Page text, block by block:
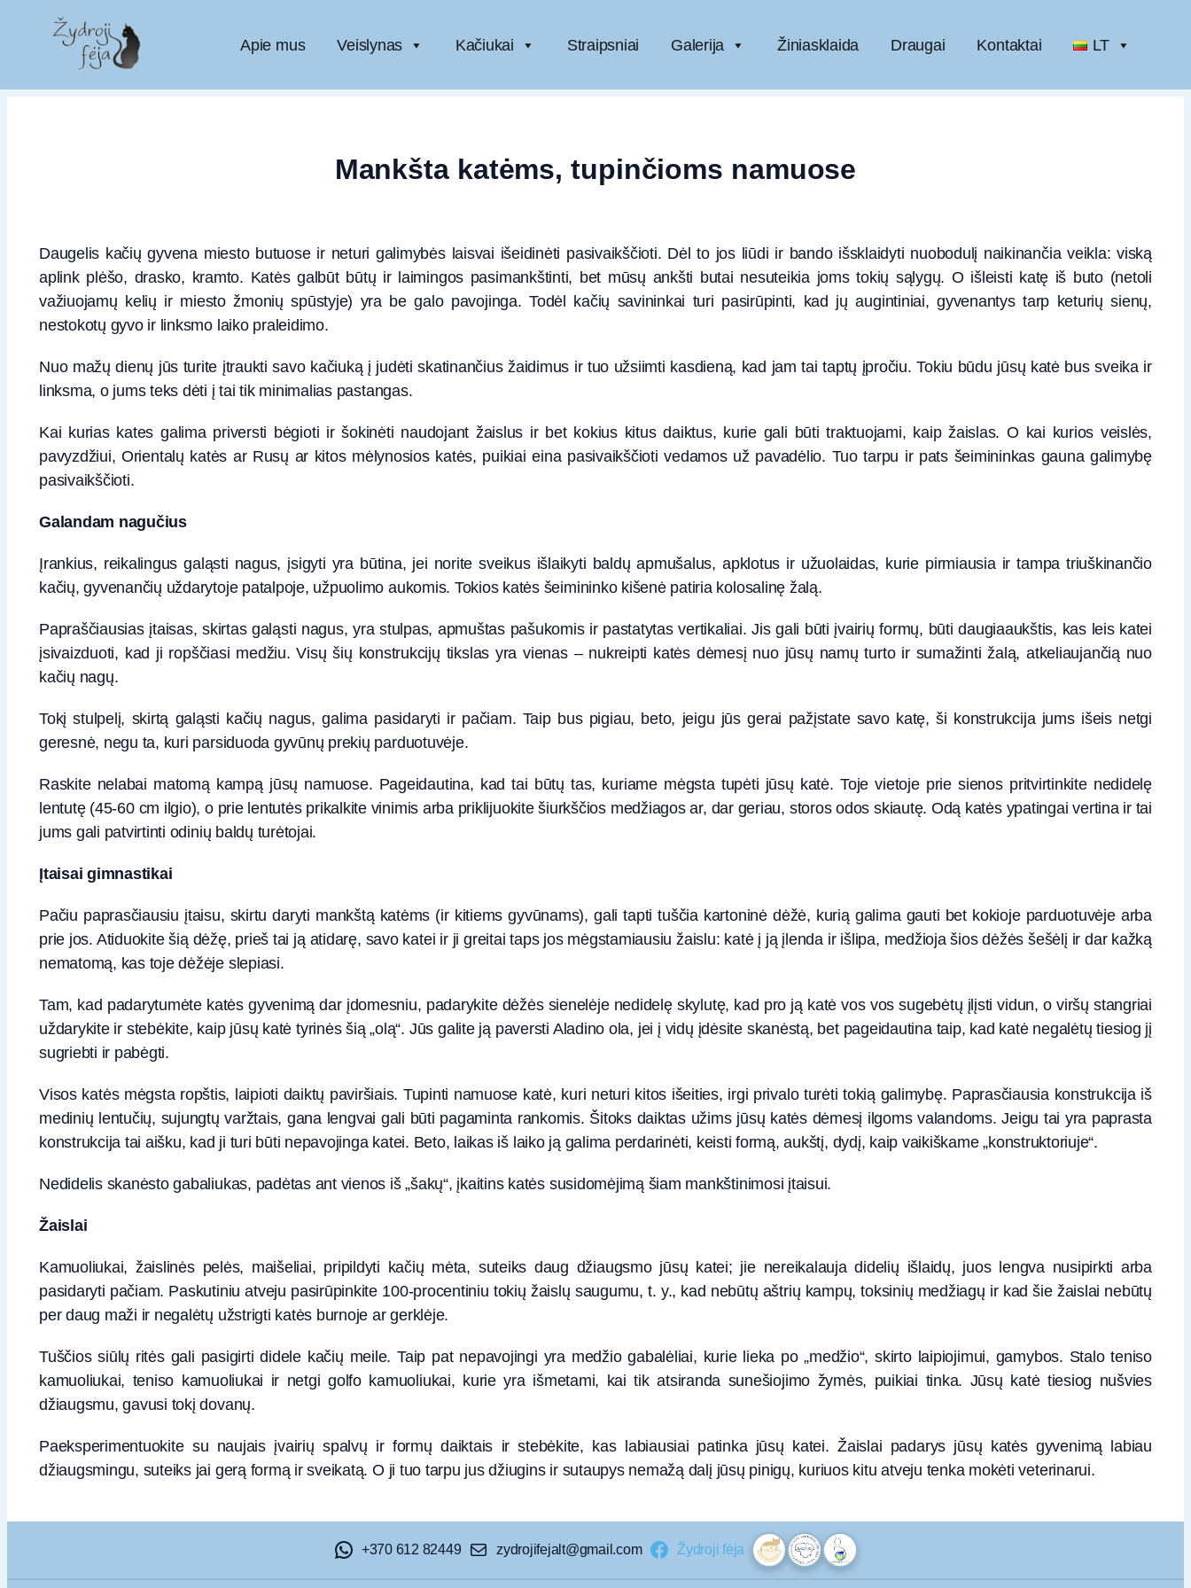
Apie mus Veislynas Kačiukai Straipsniai Galerija Žiniasklaida Draugai Kontaktai LT
Mankšta katėms, tupinčioms namuose
Daugelis kačių gyvena miesto butuose ir neturi galimybės laisvai išeidinėti pasivaikščioti. Dėl to jos liūdi ir bando išsklaidyti nuobodulį naikinančia veikla: viską
aplink plėšo, drasko, kramto. Katės galbūt būtų ir laimingos pasimankštinti, bet mūsų ankšti butai nesuteikia joms tokių sąlygų. O išleisti katę iš buto (netoli
važiuojamų kelių ir miesto žmonių spūstyje) yra be galo pavojinga. Todėl kačių savininkai turi pasirūpinti, kad jų augintiniai, gyvenantys tarp keturių sienų,
nestokotų gyvo ir linksmo laiko praleidimo.
Nuo mažų dienų jūs turite įtraukti savo kačiuką į judėti skatinančius žaidimus ir tuo užsiimti kasdieną, kad jam tai taptų įpročiu. Tokiu būdu jūsų katė bus sveika ir
linksma, o jums teks dėti į tai tik minimalias pastangas.
Kai kurias kates galima priversti bėgioti ir šokinėti naudojant žaislus ir bet kokius kitus daiktus, kurie gali būti traktuojami, kaip žaislas. O kai kurios veislės,
pavyzdžiui, Orientalų katės ar Rusų ar kitos mėlynosios katės, puikiai eina pasivaikščioti vedamos už pavadėlio. Tuo tarpu ir pats šeimininkas gauna galimybę
pasivaikščioti.
Galandam nagučius
Įrankius, reikalingus galąsti nagus, įsigyti yra būtina, jei norite sveikus išlaikyti baldų apmušalus, apklotus ir užuolaidas, kurie pirmiausia ir tampa triuškinančio
kačių, gyvenančių uždarytoje patalpoje, užpuolimo aukomis. Tokios katės šeimininko kišenė patiria kolosalinę žalą.
Papraščiausias įtaisas, skirtas galąsti nagus, yra stulpas, apmuštas pašukomis ir pastatytas vertikaliai. Jis gali būti įvairių formų, būti daugiaaukštis, kas leis katei
įsivaizduoti, kad ji ropščiasi medžiu. Visų šių konstrukcijų tikslas yra vienas – nukreipti katės dėmesį nuo jūsų namų turto ir sumažinti žalą, atkeliaujančią nuo
kačių nagų.
Tokį stulpelį, skirtą galąsti kačių nagus, galima pasidaryti ir pačiam. Taip bus pigiau, beto, jeigu jūs gerai pažįstate savo katę, ši konstrukcija jums išeis netgi
geresnė, negu ta, kuri parsiduoda gyvūnų prekių parduotuvėje.
Raskite nelabai matomą kampą jūsų namuose. Pageidautina, kad tai būtų tas, kuriame mėgsta tupėti jūsų katė. Toje vietoje prie sienos pritvirtinkite nedidelę
lentutę (45-60 cm ilgio), o prie lentutės prikalkite vinimis arba priklijuokite šiurkščios medžiagos ar, dar geriau, storos odos skiautę. Odą katės ypatingai vertina ir tai
jums gali patvirtinti odinių baldų turėtojai.
Įtaisai gimnastikai
Pačiu paprasčiausiu įtaisu, skirtu daryti mankštą katėms (ir kitiems gyvūnams), gali tapti tuščia kartoninė dėžė, kurią galima gauti bet kokioje parduotuvėje arba
prie jos. Atiduokite šią dėžę, prieš tai ją atidarę, savo katei ir ji greitai taps jos mėgstamiausiu žaislu: katė į ją įlenda ir išlipa, medžioja šios dėžės šešėlį ir dar kažką
nematomą, kas toje dėžėje slepiasi.
Tam, kad padarytumėte katės gyvenimą dar įdomesniu, padarykite dėžės sienelėje nedidelę skylutę, kad pro ją katė vos vos sugebėtų įlįsti vidun, o viršų stangriai
uždarykite ir stebėkite, kaip jūsų katė tyrinės šią „olą“. Jūs galite ją paversti Aladino ola, jei į vidų įdėsite skanėstą, bet pageidautina taip, kad katė negalėtų tiesiog jį
sugriebti ir pabėgti.
Visos katės mėgsta ropštis, laipioti daiktų paviršiais. Tupinti namuose katė, kuri neturi kitos išeities, irgi privalo turėti tokią galimybę. Paprasčiausia konstrukcija iš
medinių lentučių, sujungtų varžtais, gana lengvai gali būti pagaminta rankomis. Šitoks daiktas užims jūsų katės dėmesį ilgoms valandoms. Jeigu tai yra paprasta
konstrukcija tai aišku, kad ji turi būti nepavojinga katei. Beto, laikas iš laiko ją galima perdarinėti, keisti formą, aukštį, dydį, kaip vaikiškame „konstruktoriuje“.
Nedidelis skanėsto gabaliukas, padėtas ant vienos iš „šakų“, įkaitins katės susidomėjimą šiam mankštinimosi įtaisui.
Žaislai
Kamuoliukai, žaislinės pelės, maišeliai, pripildyti kačių mėta, suteiks daug džiaugsmo jūsų katei; jie nereikalauja didelių išlaidų, juos lengva nusipirkti arba
pasidaryti pačiam. Paskutiniu atveju pasirūpinkite 100-procentiniu tokių žaislų saugumu, t. y., kad nebūtų aštrių kampų, toksinių medžiagų ir kad šie žaislai nebūtų
per daug maži ir negalėtų užstrigti katės burnoje ar gerklėje.
Tuščios siūlų ritės gali pasigirti didele kačių meile. Taip pat nepavojingi yra medžio gabalėliai, kurie lieka po „medžio“, skirto laipiojimui, gamybos. Stalo teniso
kamuoliukai, teniso kamuoliukai ir netgi golfo kamuoliukai, kurie yra išmetami, kai tik atsiranda sunešiojimo žymės, puikiai tinka. Jūsų katė tiesiog nušvies
džiaugsmu, gavusi tokį dovanų.
Paeksperimentuokite su naujais įvairių spalvų ir formų daiktais ir stebėkite, kas labiausiai patinka jūsų katei. Žaislai padarys jūsų katės gyvenimą labiau
džiaugsmingu, suteiks jai gerą formą ir sveikatą. O ji tuo tarpu jus džiugins ir sutaupys nemažą dalį jūsų pinigų, kuriuos kitu atveju tenka mokėti veterinarui.
+370 612 82449 zydrojifejalt@gmail.com Žydroji fėja